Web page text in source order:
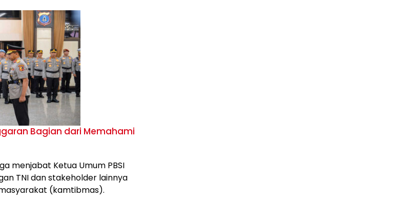
Bagian dari Memahami
menjabat Ketua Umum PBSI
TNI dan stakeholder lainnya
(kamtibmas).